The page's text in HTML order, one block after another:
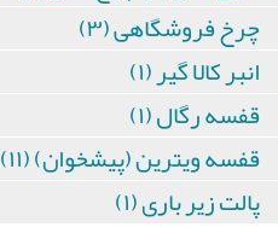
چرخ فروشگاهی (۳)
انبر کالا گیر (۱)
قفسه رگال (۱)
قفسه ویترین (پیشخوان) (۱۱)
پالت زیر باری (۱)